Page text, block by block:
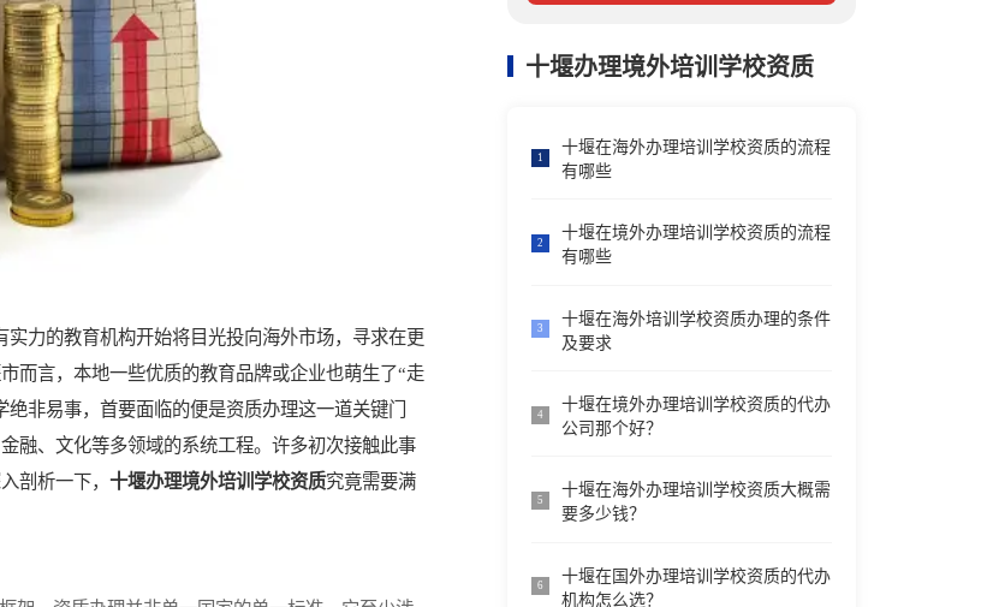
力的教育机构开始将目光投向海外市场，寻求在更
而言，本地一些优质的教育品牌或企业也萌生了“走
非易事，首要面临的便是资质办理这一道关键门
融、文化等多领域的系统工程。许多初次接触此事
剖析一下， 十堰办理境外培训学校资质究竟需要满
十堰办理境外培训学校资质
1
十堰在海外办理培训学校资质的流程
有哪些
2
十堰在境外办理培训学校资质的流程
有哪些
3
十堰在海外培训学校资质办理的条件
及要求
4
十堰在境外办理培训学校资质的代办
公司那个好？
5
十堰在海外办理培训学校资质大概需
要多少钱？
6
十堰在国外办理培训学校资质的代办
机构怎么选？